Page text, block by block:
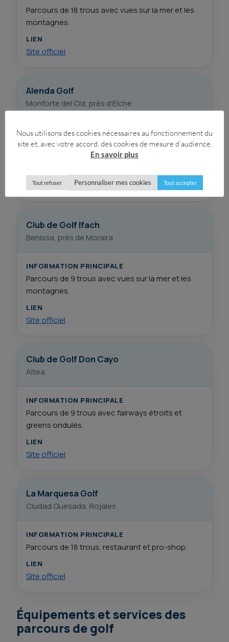
Parcours de 18 trous avec vues sur la mer et les
montagnes.
LIEN
Site officiel
Alenda Golf
Monforte del Cid, près d’Elche
INFORMATION PRINCIPALE
Parcours de 18 trous, académie de golf,
restaurant et terrasse.
LIEN
Site officiel
Club de Golf Ifach
Benissa, près de Moraira
INFORMATION PRINCIPALE
Parcours de 9 trous avec vues sur la mer et les
montagnes.
LIEN
Site officiel
Club de Golf Don Cayo
Altea
INFORMATION PRINCIPALE
Parcours de 9 trous avec fairways étroits et
greens ondulés.
LIEN
Site officiel
La Marquesa Golf
Ciudad Quesada, Rojales
INFORMATION PRINCIPALE
Parcours de 18 trous, restaurant et pro-shop.
LIEN
Site officiel
Équipements et services des
parcours de golf
Nous utilisons des cookies nécessaires au fonctionnement du
site et, avec votre accord, des cookies de mesure d’audience.
En savoir plus
Tout refuser Personnaliser mes cookies Tout accepter